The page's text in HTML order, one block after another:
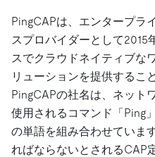
PingCAPは、エンタープラ
スプロバイダーとして2015
スでクラウドネイティブな
リューションを提供するこ
PingCAPの社名は、ネット
使用されるコマンド「Ping
の単語を組み合わせていま
ればならないとされるCAP